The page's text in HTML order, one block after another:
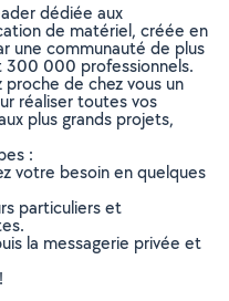
dédiée aux
de matériel, créée en
une communauté de plus
300 000 professionnels.
de chez vous un
réaliser toutes vos
plus grands projets,
:
votre besoin en quelques
particuliers et
la messagerie privée et